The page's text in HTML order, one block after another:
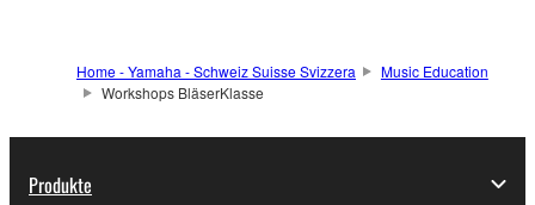
Home - Yamaha - Schweiz Suisse Svizzera
Music Education
Workshops BläserKlasse
Produkte